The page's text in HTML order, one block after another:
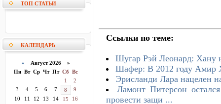
ТОП СТАТЬИ
КАЛЕНДАРЬ
« Август 2026 »
Пн Вт Ср Чт Пт Сб Вс
1
2
3
4 5 6 7 8
9
10
11 12 13 14 15
16
Ссылки по теме:
Шугар Рэй Леонард: Хану
Шафер: В 2012 году Амир
Эрисланди Лара нацелен
Ламонт Питерсон
провести защи ...